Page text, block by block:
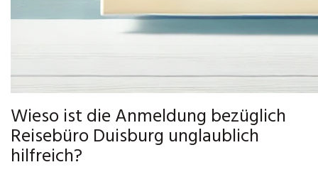
Wieso ist die Anmeldung bezüglich
Reisebüro Duisburg unglaublich
hilfreich?